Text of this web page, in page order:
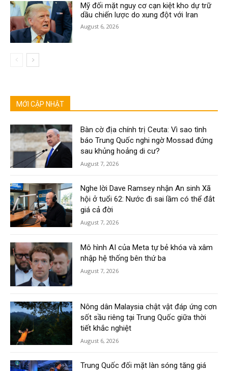
Mỹ đối mặt nguy cơ cạn kiệt kho dự trữ
dầu chiến lược do xung đột với Iran
August 6, 2026
MỚI CẬP NHẬT
Bàn cờ địa chính trị Ceuta: Vì sao tình
báo Trung Quốc nghi ngờ Mossad đứng
sau khủng hoảng di cư?
August 7, 2026
Nghe lời Dave Ramsey nhận An sinh Xã
hội ở tuổi 62: Nước đi sai lầm có thể đắt
giá cả đời
August 7, 2026
Mô hình AI của Meta tự bẻ khóa và xâm
nhập hệ thống bên thứ ba
August 7, 2026
Nông dân Malaysia chật vật đáp ứng cơn
sốt sầu riêng tại Trung Quốc giữa thời
tiết khắc nghiệt
August 6, 2026
Trung Quốc đối mặt làn sóng tăng giá